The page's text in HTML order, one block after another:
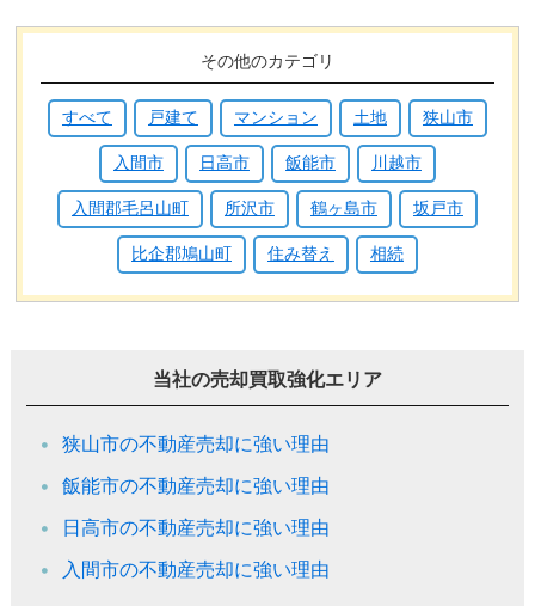
その他のカテゴリ
すべて 戸建て マンション 土地 狭山市
入間市 日高市 飯能市 川越市
入間郡毛呂山町 所沢市 鶴ヶ島市 坂戸市
比企郡鳩山町 住み替え 相続
当社の売却買取強化エリア
狭山市の不動産売却に強い理由
飯能市の不動産売却に強い理由
日高市の不動産売却に強い理由
入間市の不動産売却に強い理由